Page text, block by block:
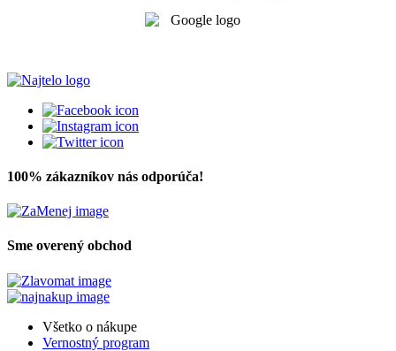
100% zákazníkov nás odporúča!
Sme overený obchod
Všetko o nákupe
Vernostný program